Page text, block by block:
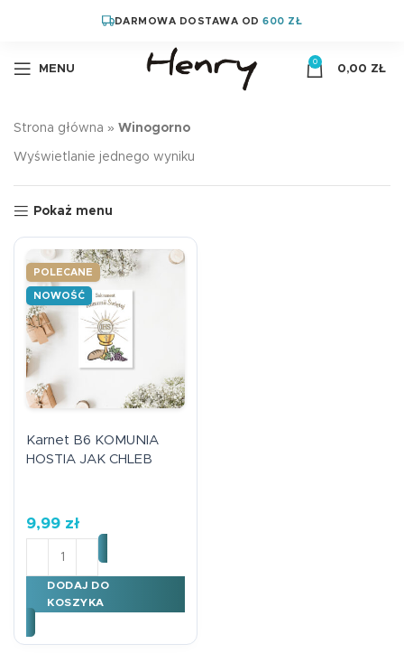
DARMOWA DOSTAWA OD600 ZŁ
MENU
0
0,00 ZŁ
Strona główna » Winogorno
Wyświetlanie jednego wyniku
Pokaż menu
POLECANE
NOWOŚĆ
Karnet B6 KOMUNIA
HOSTIA JAK CHLEB
9,99 zł
ilość Karnet B6 KOMUNIA HOSTIA JAK CHLEB
DODAJ DO
KOSZYKA